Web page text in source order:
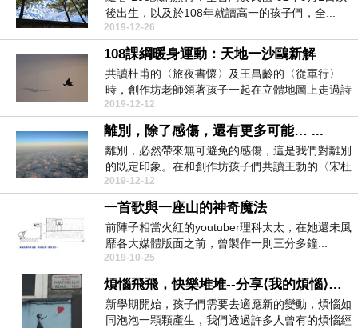
後出生，以及於108年就讀高一的孩子們，全...
2019-12-26
108課綱暖身運動：天地一沙鷗新解
共讀杜甫的〈旅夜書懷〉及王昌齡的〈從軍行〉
時，創作坊老師領著孩子一起在立體地圖上走過詩
人寫下這首詩時...
2019-12-12
離別，除了感傷，還有更多可能… ...
離別，必然帶來無可避免的感傷，這是我們對離別
的既定印象。在和創作坊孩子們共讀王勃的〈宋杜
少甫...
2019-12-12
一首歌與一座山的神奇魔法
前陣子相當火紅的youtuber理科太太，在她還未風
靡各大媒體版面之前，曾製作一則三分多鐘...
2019-10-25
煩惱飛飛，快樂堆堆--分享⟨我的煩惱⟩創意取材
新學期開始，孩子們需要去適應新的變動，煩惱如
同泡泡一顆顆產生，我們透過許多人曾有的煩惱經